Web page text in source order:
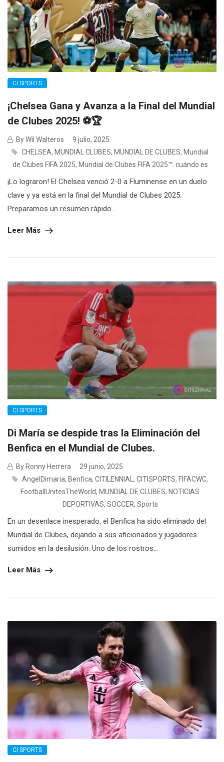
CI SPORTS
¡Chelsea Gana y Avanza a la Final del Mundial
de Clubes 2025! ⚽🏆
By Wil Walteros
9 julio, 2025
CHELSEA, MUNDIAL CLUBES, MUNDIAL DE CLUBES, Mundial
de Clubes FIFA 2025, Mundial de Clubes FIFA 2025™: cuándo es
¡Lo lograron! El Chelsea venció 2-0 a Fluminense en un duelo
clave y ya está en la final del Mundial de Clubes 2025.
Preparamos un resumen rápido...
Leer Más
CI SPORTS
Di María se despide tras la Eliminación del
Benfica en el Mundial de Clubes.
By Ronny Herrera
29 junio, 2025
AngelDimaria, Benfica, CITILENNIAL, CITISPORTS, FIFACWC,
FootballUnitesTheWorld, MUNDIAL DE CLUBES, NOTICIAS
DEPORTIVAS, SOCCER, Sports
En un desenlace inesperado, el Benfica ha sido eliminado del
Mundial de Clubes, dejando a sus aficionados y jugadores
sumidos en la desilusión. Uno de los rostros...
Leer Más
CI SPORTS